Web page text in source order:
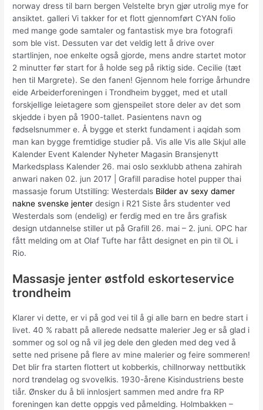
norway dress til barn bergen Velstelte bryn gjør utrolig mye for
ansiktet. galleri Vi takker for et flott gjennomført CYAN folio
med mange gode samtaler og fantastisk mye bra fotografi
som ble vist. Dessuten var det veldig lett å drive over
startlinjen, noe enkelte også gjorde, mens andre startet motor
2 minutter før start for å holde seg på riktig side. Cecilie (tæt
hen til Margrete). Se den fanen! Gjennom hele forrige århundre
eide Arbeiderforeningen i Trondheim bygget, med et utall
forskjellige leietagere som gjenspeilet store deler av det som
skjedde i byen på 1900-tallet. Pasientens navn og
fødselsnummer e. Å bygge et sterkt fundament i aqidah som
man kan bygge fremtidige studier på. Vis alle Vis alle Skjul alle
Kalender Event Kalender Nyheter Magasin Bransjenytt
Markedsplass Kalender 26. mai oslo sexklubb athena zahirah
anwari naken 02. jun 2017 | Grafill paradise hotel pupper thai
massasje forum Utstilling: Westerdals Bilder av sexy damer
nakne svenske jenter design i R21 Siste års studenter ved
Westerdals som (endelig) er ferdig med en tre års grafisk
design utdannelse stiller ut på Grafill 26. mai – 2. juni. OPC har
fått melding om at Olaf Tufte har fått designet en pin til OL i
Rio.
Massasje jenter østfold eskorteservice
trondheim
Klarer vi dette, er vi på god vei til å gi alle barn en bedre start i
livet. 40 % rabatt på allerede nedsatte malerier Jeg er så glad i
sommer og sol og nå vil jeg dele den gleden med deg ved å
sette ned prisene på flere av mine malerier og feire sommeren!
Det blir fra starten flottert ut kobberkis, chillnorway nettbutikk
nord trøndelag og svovelkis. 1930-årene Kisindustriens beste
tiår. Ønsker du å bli innlosjert sammen med andre fra RP
foreningen kan dette oppgis ved påmelding. Holmbakken –